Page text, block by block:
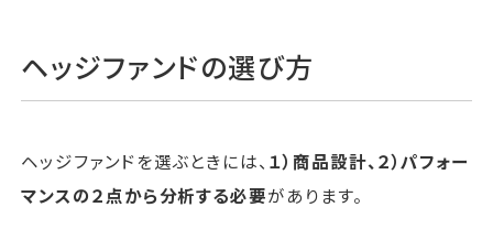
ヘッジファンドの選び方
ヘッジファンドを選ぶときには、 １）商品設計、２）パフォー
マンスの２点から分析する必要があります。